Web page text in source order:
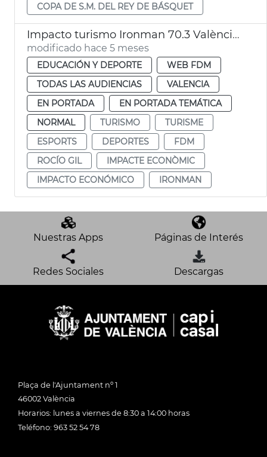
COPA DE S.M. DEL REY DE BÁSQUET
Impacto turismo Ironman 70.3 València 2025
modificado hace 5 meses
EDUCACIÓN Y DEPORTE
WEB FDM
TODAS LAS AUDIENCIAS
VALENCIA
EN PORTADA
EN PORTADA TEMÁTICA
NORMAL
TURISMO
TURISME
ESPORTS
DEPORTES
FDM
ROCÍO GIL
IMPACTE ECONÒMIC
IMPACTO ECONÓMICO
IRONMAN
Nuestras Apps Páginas de Interés
Redes Sociales Descargas
Plaça de l'Ajuntament nº 1
46002 València
Horarios: lunes a viernes de 8:30 a 14:00 horas
Teléfono: 963 52 54 78